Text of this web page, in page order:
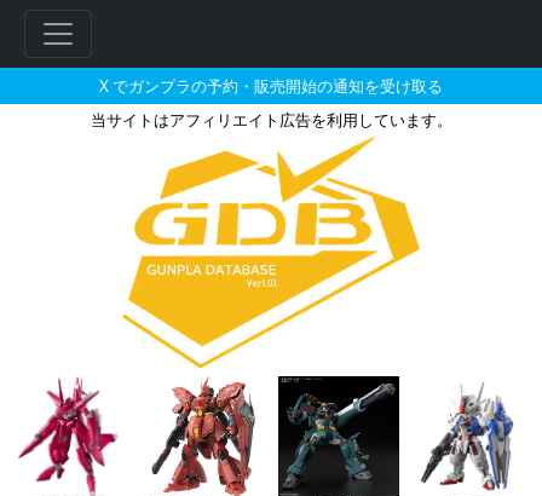
X でガンプラの予約・販売開始の通知を受け取る
当サイトはアフィリエイト広告を利用しています。
アクションベース6［クリアカラ